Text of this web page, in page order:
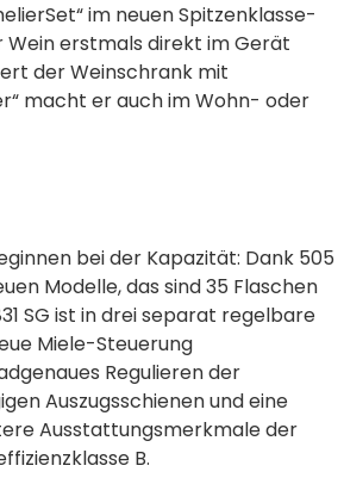
im neuen Spitzenklasse-
Wein erstmals direkt im Gerät
der Weinschrank mit
macht er auch im Wohn- oder
bei der Kapazität: Dank 505
Modelle, das sind 35 Flaschen
SG ist in drei separat regelbare
Miele-Steuerung
Regulieren der
Auszugsschienen und eine
Ausstattungsmerkmale der
B.